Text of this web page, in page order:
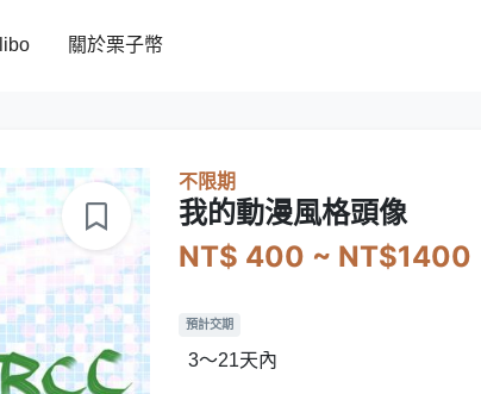
關於栗子幣
不限期
我的動漫風格頭像
NT$ 400 ~ NT$1400
預計交期
3～21天內